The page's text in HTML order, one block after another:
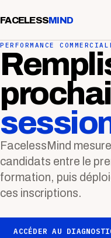
FACELESSMIND
PERFORMANCE
FacelessMind
candidats entre le
formation, puis
ces inscriptions.
ACCÉDER AU